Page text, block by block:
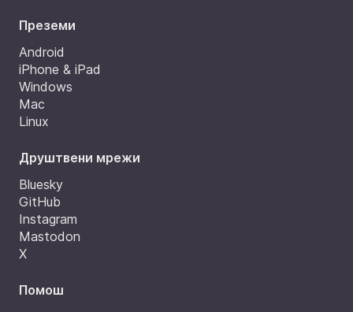
Преземи
Android
iPhone & iPad
Windows
Mac
Linux
Друштвени мрежи
Bluesky
GitHub
Instagram
Mastodon
X
Помош